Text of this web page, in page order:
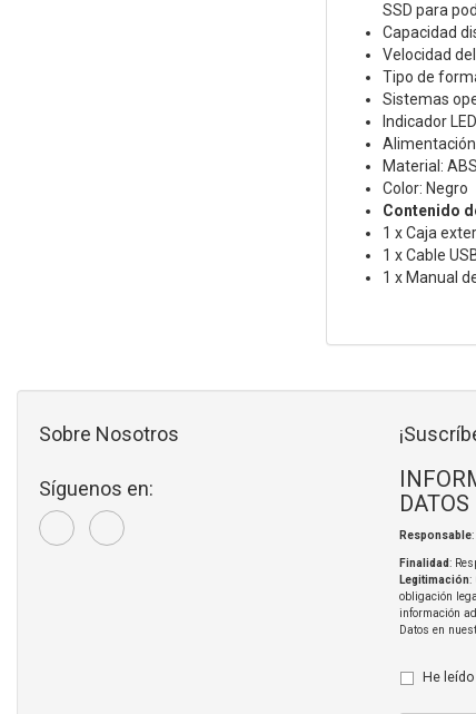
SSD para
Capacidad
Velocidad
Tipo de
Sistemas
Indicador
Material: ABS
Color: Negro
Contenido
1 x Caja
1 x Cable
1 x Manual
Sobre Nosotros
Síguenos en:
DATOS
Responsable:
Finalidad:
Legitimación:
obligación
información
Datos en
He